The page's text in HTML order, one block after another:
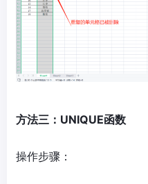
方法三：UNIQUE函数
操作步骤：